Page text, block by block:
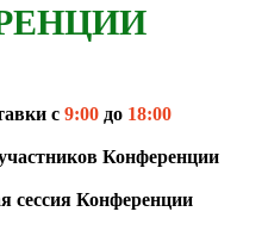
с 9:00 до 18:00
Конференции
сессия Конференции